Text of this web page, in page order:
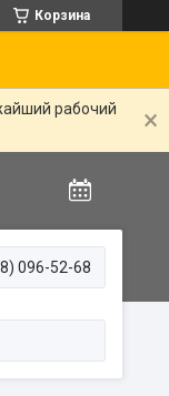
Корзина
рабочий
096-52-68